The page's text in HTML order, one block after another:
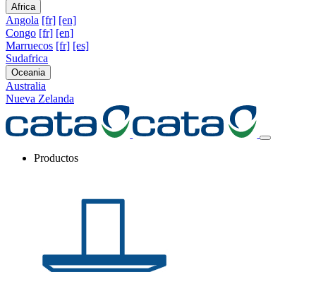
Africa
Angola [fr] [en]
Congo [fr] [en]
Marruecos [fr] [es]
Sudafrica
Oceania
Australia
Nueva Zelanda
Productos